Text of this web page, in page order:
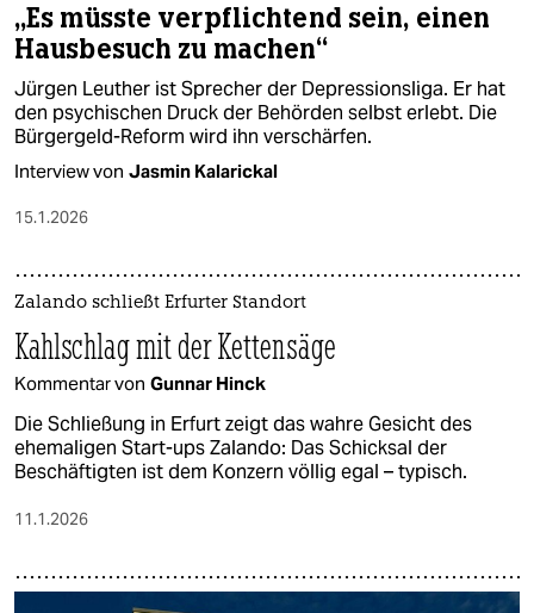
„Es müsste verpflichtend sein, einen
Hausbesuch zu machen“
Jürgen Leuther ist Sprecher der Depressionsliga. Er hat
den psychischen Druck der Behörden selbst erlebt. Die
Bürgergeld-Reform wird ihn verschärfen.
Interview von Jasmin Kalarickal
15.1.2026
Zalando schließt Erfurter Standort
Kahlschlag mit der Kettensäge
Kommentar von Gunnar Hinck
Die Schließung in Erfurt zeigt das wahre Gesicht des
ehemaligen Start-ups Zalando: Das Schicksal der
Beschäftigten ist dem Konzern völlig egal – typisch.
11.1.2026